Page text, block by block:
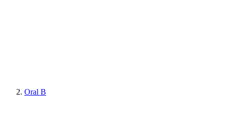
Oral B